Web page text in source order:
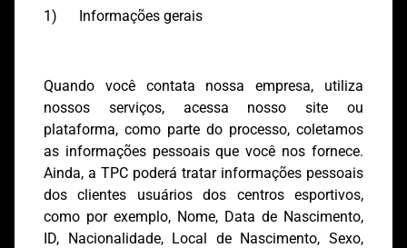
1) Informações gerais
Quando você contata nossa empresa, utiliza
nossos serviços, acessa nosso site ou
plataforma, como parte do processo, coletamos
as informações pessoais que você nos fornece.
Ainda, a TPC poderá tratar informações pessoais
dos clientes usuários dos centros esportivos,
como por exemplo, Nome, Data de Nascimento,
ID, Nacionalidade, Local de Nascimento, Sexo,